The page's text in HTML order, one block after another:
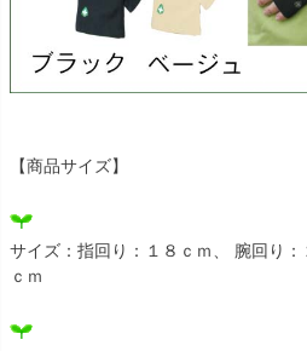
【商品サイズ】
サイズ：指回り：１８ｃｍ、 腕回り
ｃｍ